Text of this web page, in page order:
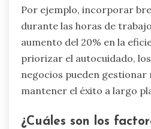
Por ejemplo, incorporar
durante las horas de
aumento del 20% en la
priorizar el autocuidado,
negocios pueden gestionar
mantener el éxito a largo
¿Cuáles son los